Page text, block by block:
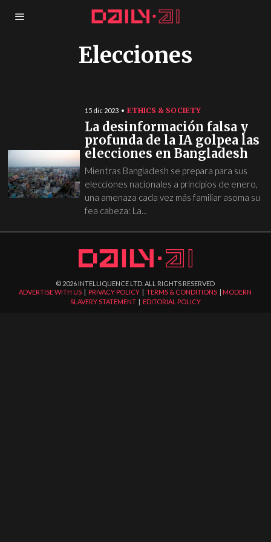
Elecciones
15 dic 2023 ETHICS & SOCIETY
La desinformación falsa y
profunda de la IA golpea las
elecciones en Bangladesh
Mientras Bangladesh se prepara para sus
elecciones nacionales a principios de enero,
una amenaza cada vez más familiar asoma su
fea cabeza: La...
© 2026 INTELLIQUENCE LTD. ALL RIGHTS RESERVED
ADVERTISE WITH US | PRIVACY POLICY |TERMS & CONDITIONS | MODERN
SLAVERY STATEMENT| EDITORIAL POLICY